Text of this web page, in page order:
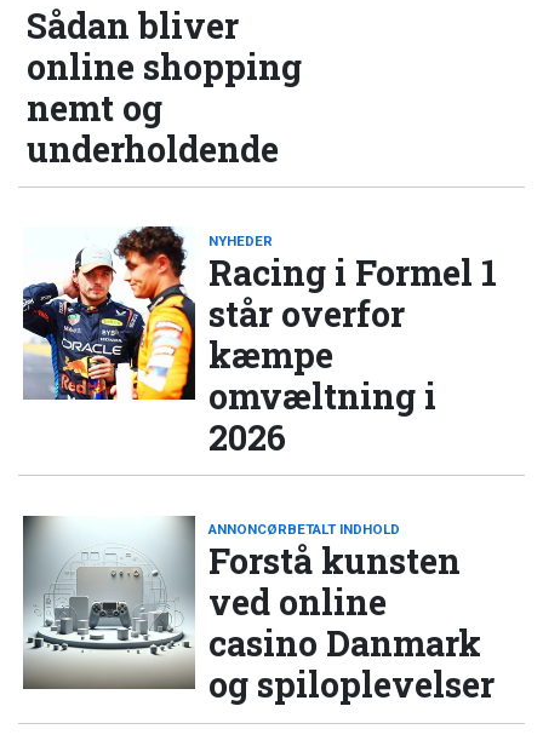
Sådan bliver
online shopping
nemt og
underholdende
NYHEDER
Racing i Formel 1
står overfor
kæmpe
omvæltning i
2026
ANNONCØRBETALT INDHOLD
Forstå kunsten
ved online
casino Danmark
og spiloplevelser